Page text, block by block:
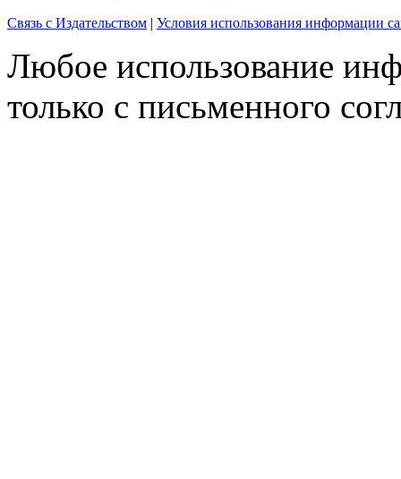
Связь с Издательством | Условия использования информации
Любое использование
только с письменного